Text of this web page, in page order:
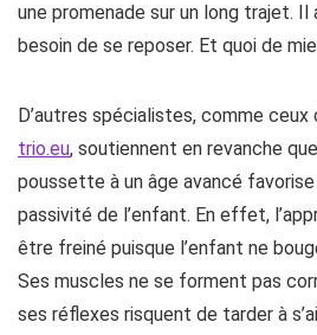
une promenade sur un long trajet. Il
besoin de se reposer. Et quoi de
D’autres spécialistes, comme ceux
trio.eu, soutiennent en revanche
poussette à un âge avancé
passivité de l’enfant. En effet,
être freiné puisque l’enfant ne
Ses muscles ne se forment pas
ses réflexes risquent de tarder à